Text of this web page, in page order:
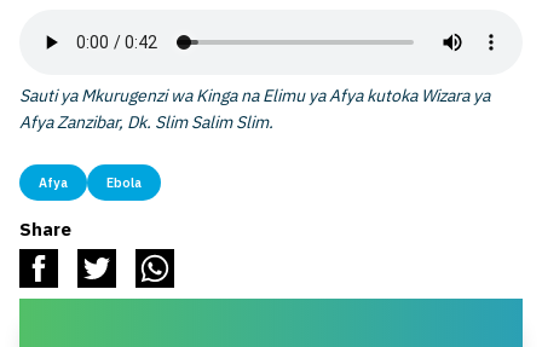
Sauti ya Mkurugenzi wa Kinga na Elimu ya Afya kutoka Wizara ya
Afya Zanzibar, Dk. Slim Salim Slim.
Afya Ebola
Share